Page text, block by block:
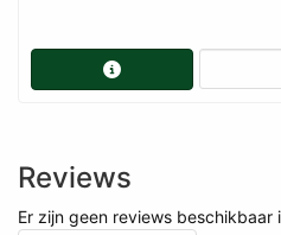
Reviews
Er zijn geen reviews beschikbaar